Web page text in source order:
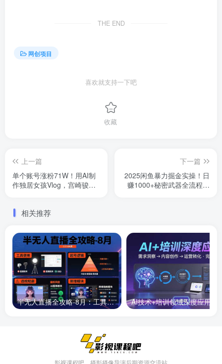
THE END
网创项目
喜欢就支持一下吧
收藏
上一篇
单个账号涨粉71W！用AI制
作独居女孩Vlog，宫崎骏画
下一篇
2025闲鱼暴力掘金实操！日
赚1000+秘密武器全流程曝
相关推荐
半无人直播全攻略-8月：工具使用+起号逻辑+违规规避,新增AI超体与跨境模块
影视课程吧，摄影摄像导演后期资源交流站